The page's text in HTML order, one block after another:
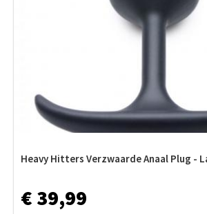
Heavy Hitters Verzwaarde Anaal Plug -
€ 39,99